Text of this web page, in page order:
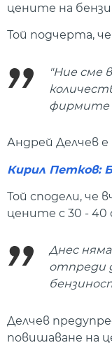
цените на
Той подчерта,
"Ние сме
фирмите
Андрей Делчев е
Кирил Петков:
Той сподели, че
цените с 30 -
Днес
отпреди
Делчев
повишаване на